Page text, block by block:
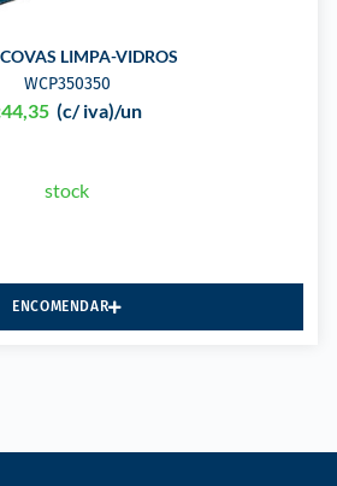
LIMPA-VIDROS
WCP350350
44,35 (c/ iva)/un
stock
ENCOMENDAR